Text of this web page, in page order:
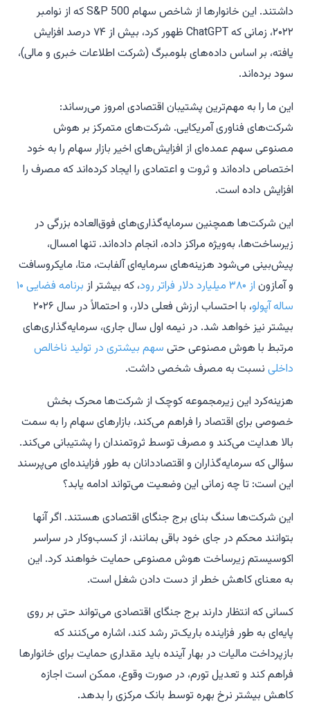
داشتند. این خانوارها از شاخص سهام S&P 500 که از نوامبر
۲۰۲۲، زمانی که ChatGPT ظهور کرد، بیش از ۷۴ درصد افزایش
یافته، بر اساس داده‌های بلومبرگ (شرکت اطلاعات خبری و مالی)،
سود برده‌اند.
این ما را به مهم‌ترین پشتیبان اقتصادی امروز می‌رساند:
شرکت‌های فناوری آمریکایی. شرکت‌های متمرکز بر هوش
مصنوعی سهم عمده‌ای از افزایش‌های اخیر بازار سهام را به خود
اختصاص داده‌اند و ثروت و اعتمادی را ایجاد کرده‌اند که مصرف را
افزایش داده است.
این شرکت‌ها همچنین سرمایه‌گذاری‌های فوق‌العاده بزرگی در
زیرساخت‌ها، به‌ویژه مراکز داده، انجام داده‌اند. تنها امسال،
پیش‌بینی می‌شود هزینه‌های سرمایه‌ای آلفابت، متا، مایکروسافت
و آمازون از ۳۸۰ میلیارد دلار فراتر رود ، که بیشتر از
برنامه فضایی ۱۰
ساله آپولو
، با احتساب ارزش فعلی دلار، و احتمالاً در سال ۲۰۲۶
بیشتر نیز خواهد شد. در نیمه اول سال جاری، سرمایه‌گذاری‌های
مرتبط با هوش مصنوعی حتی سهم بیشتری در تولید ناخالص
داخلی نسبت به مصرف شخصی داشت.
هزینه‌کرد این زیرمجموعه کوچک از شرکت‌ها محرک بخش
خصوصی برای اقتصاد را فراهم می‌کند، بازارهای سهام را به سمت
بالا هدایت می‌کند و مصرف توسط ثروتمندان را پشتیبانی می‌کند.
سؤالی که سرمایه‌گذاران و اقتصاددانان به طور فزاینده‌ای می‌پرسند
این است: تا چه زمانی این وضعیت می‌تواند ادامه یابد؟
این شرکت‌ها سنگ بنای برج جنگای اقتصادی هستند. اگر آنها
بتوانند محکم در جای خود باقی بمانند، از کسب‌وکار در سراسر
اکوسیستم زیرساخت هوش مصنوعی حمایت خواهند کرد. این
به معنای کاهش خطر از دست دادن شغل است.
کسانی که انتظار دارند برج جنگای اقتصادی می‌تواند حتی بر روی
پایه‌ای به طور فزاینده باریک‌تر رشد کند، اشاره می‌کنند که
بازپرداخت مالیات در بهار آینده باید مقداری حمایت برای خانوارها
فراهم کند و تعدیل تورم، در صورت وقوع، ممکن است اجازه
کاهش بیشتر نرخ بهره توسط بانک مرکزی را بدهد.